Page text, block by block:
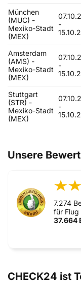
München
(MUC) -
Mexiko-Stadt
(MEX)
-
Amsterdam
(AMS) -
Mexiko-Stadt
(MEX)
-
Stuttgart
(STR) -
Mexiko-Stadt
(MEX)
-
Unsere
7.274
für Flug
37.664
CHECK24 ist